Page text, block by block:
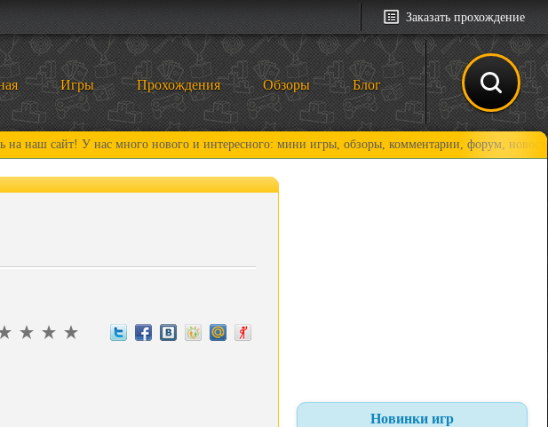
Заказать прохождение
Игры Прохождения Обзоры Блог
сайт! У нас много нового и интересного: мини игры, обзоры, комментарии, форум, новости и,
Новинки игр